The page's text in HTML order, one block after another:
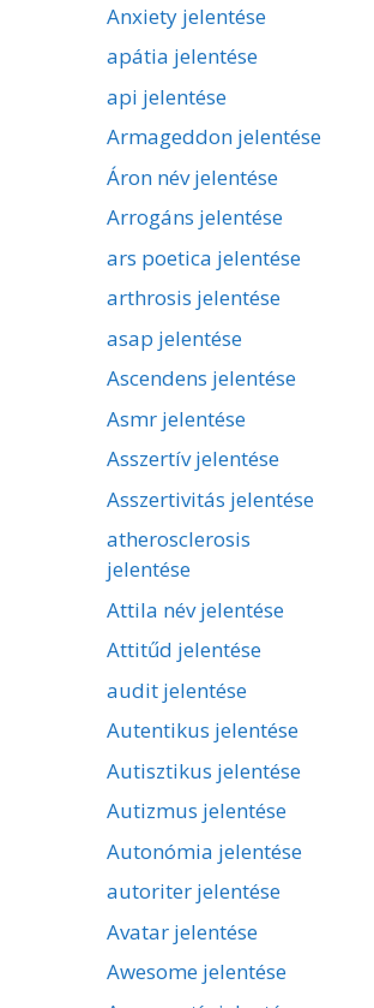
Anxiety jelentése
apátia jelentése
api jelentése
Armageddon jelentése
Áron név jelentése
Arrogáns jelentése
ars poetica jelentése
arthrosis jelentése
asap jelentése
Ascendens jelentése
Asmr jelentése
Asszertív jelentése
Asszertivitás jelentése
atherosclerosis
jelentése
Attila név jelentése
Attitűd jelentése
audit jelentése
Autentikus jelentése
Autisztikus jelentése
Autizmus jelentése
Autonómia jelentése
autoriter jelentése
Avatar jelentése
Awesome jelentése